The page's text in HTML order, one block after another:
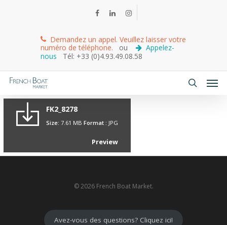
Demandez un appel. Veuillez laisser votre
numéro de téléphone. ou
Appelez-
nous
Tél: +33 (0)4.93.49.08.58
FK2_8278
Size: 7.61 MB Format : JPG
Preview
© 2026 French Boat Market.
Avez-vous des questions? Cliquez ici!